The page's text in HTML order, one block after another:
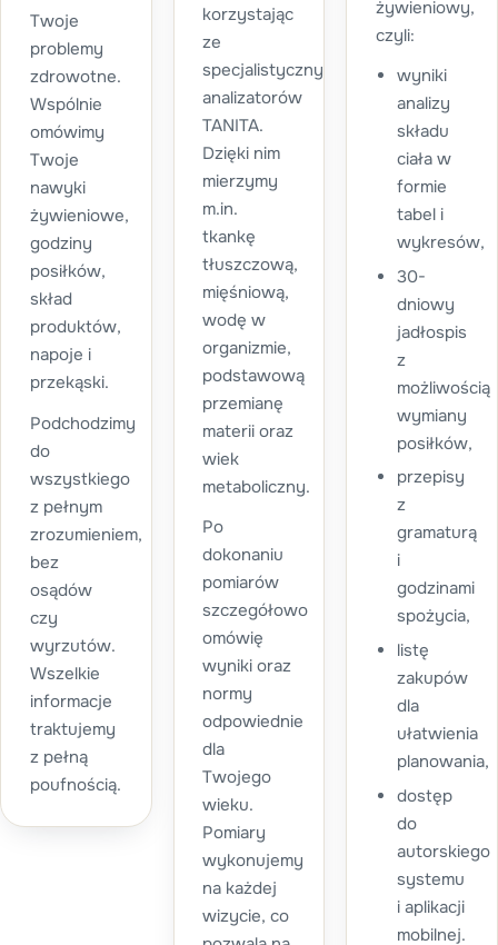
Twoje
problemy
zdrowotne.
Wspólnie
omówimy
Twoje
nawyki
żywieniowe,
godziny
posiłków,
skład
produktów,
napoje i
przekąski.
Podchodzimy
do
wszystkiego
z pełnym
zrozumieniem,
bez
osądów
czy
wyrzutów.
Wszelkie
informacje
traktujemy
z pełną
poufnością.
korzystając
ze
specjalistycznych
analizatorów
TANITA.
Dzięki nim
mierzymy
m.in.
tkankę
tłuszczową,
mięśniową,
wodę w
organizmie,
podstawową
przemianę
materii oraz
wiek
metaboliczny.
Po
dokonaniu
pomiarów
szczegółowo
omówię
wyniki oraz
normy
odpowiednie
dla
Twojego
wieku.
Pomiary
wykonujemy
na każdej
wizycie, co
żywieniowy,
czyli:
wyniki
analizy
składu
ciała w
formie
tabel i
wykresów,
30-
dniowy
jadłospis
z
możliwością
wymiany
posiłków,
przepisy
z
gramaturą
i
godzinami
spożycia,
listę
zakupów
dla
ułatwienia
planowania,
dostęp
do
autorskiego
systemu
i aplikacji
mobilnej.